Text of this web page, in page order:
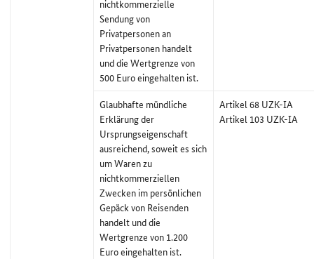
nichtkommerzielle
Sendung von
Privatpersonen an
Privatpersonen handelt
und die Wertgrenze von
500 Euro eingehalten ist.
Glaubhafte mündliche
Erklärung der
Ursprungseigenschaft
ausreichend, soweit es sich
um Waren zu
nichtkommerziellen
Zwecken im persönlichen
Gepäck von Reisenden
handelt und die
Wertgrenze von 1.200
Euro eingehalten ist.
Artikel 68 UZK-IA
Artikel 103 UZK-IA